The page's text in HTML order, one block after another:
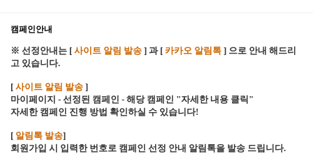
캠페인안내
※ 선정안내는 [ 사이트 알림 발송 ] 과 [ 카카오 알림톡 ] 으로 안내 해드리
고 있습니다.
[ 사이트 알림 발송 ]
마이페이지 - 선정된 캠페인 - 해당 캠페인 "자세한 내용 클릭"
자세한 캠페인 진행 방법 확인하실 수 있습니다!
[ 알림톡 발송]
회원가입 시 입력한 번호로 캠페인 선정 안내 알림톡을 발송 드립니다.